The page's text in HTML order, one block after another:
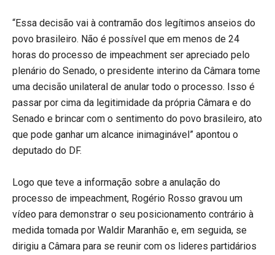
“Essa decisão vai à contramão dos legítimos anseios do
povo brasileiro. Não é possível que em menos de 24
horas do processo de impeachment ser apreciado pelo
plenário do Senado, o presidente interino da Câmara tome
uma decisão unilateral de anular todo o processo. Isso é
passar por cima da legitimidade da própria Câmara e do
Senado e brincar com o sentimento do povo brasileiro, ato
que pode ganhar um alcance inimaginável” apontou o
deputado do DF.
Logo que teve a informação sobre a anulação do
processo de impeachment, Rogério Rosso gravou um
vídeo para demonstrar o seu posicionamento contrário à
medida tomada por Waldir Maranhão e, em seguida, se
dirigiu a Câmara para se reunir com os lideres partidários